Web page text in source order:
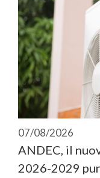
07/08/2026
ANDEC, il
2026-2029